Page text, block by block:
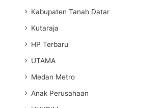
Kabupaten Tanah Datar
Kutaraja
HP Terbaru
UTAMA
Medan Metro
Anak Perusahaan